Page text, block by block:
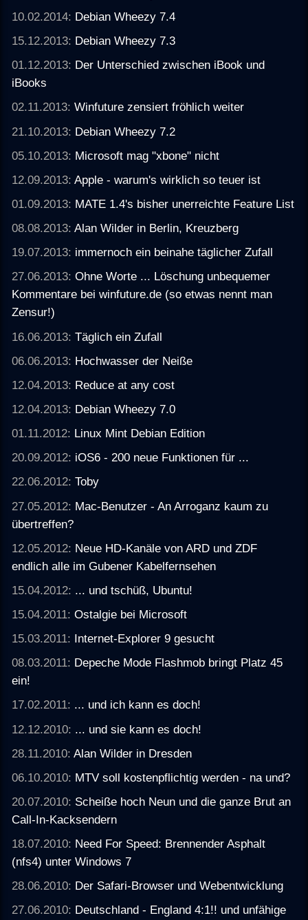
10.02.2014: Debian Wheezy 7.4
15.12.2013: Debian Wheezy 7.3
01.12.2013: Der Unterschied zwischen iBook und
iBooks
02.11.2013:Winfuture zensiert fröhlich weiter
21.10.2013: Debian Wheezy 7.2
05.10.2013: Microsoft mag "xbone" nicht
12.09.2013:Apple - warum's wirklich so teuer ist
01.09.2013: MATE 1.4's bisher unerreichte Feature List
08.08.2013:Alan Wilder in Berlin, Kreuzberg
19.07.2013: immernoch ein beinahe täglicher Zufall
27.06.2013:Ohne Worte ... Löschung unbequemer
Kommentare bei winfuture.de (so etwas nennt man
Zensur!)
16.06.2013:Täglich ein Zufall
06.06.2013: Hochwasser der Neiße
12.04.2013: Reduce at any cost
12.04.2013: Debian Wheezy 7.0
01.11.2012: Linux Mint Debian Edition
20.09.2012: iOS6 - 200 neue Funktionen für ...
22.06.2012:Toby
27.05.2012: Mac-Benutzer - An Arroganz kaum zu
übertreffen?
12.05.2012: Neue HD-Kanäle von ARD und ZDF
endlich alle im Gubener Kabelfernsehen
15.04.2012: ... und tschüß, Ubuntu!
15.04.2011:Ostalgie bei Microsoft
15.03.2011: Internet-Explorer 9 gesucht
08.03.2011: Depeche Mode Flashmob bringt Platz 45
ein!
17.02.2011: ... und ich kann es doch!
12.12.2010: ... und sie kann es doch!
28.11.2010:Alan Wilder in Dresden
06.10.2010: MTV soll kostenpflichtig werden - na und?
20.07.2010: Scheiße hoch Neun und die ganze Brut an
Call-In-Kacksendern
18.07.2010: Need For Speed: Brennender Asphalt
(nfs4) unter Windows 7
28.06.2010: Der Safari-Browser und Webentwicklung
27.06.2010: Deutschland - England 4:1!! und unfähige